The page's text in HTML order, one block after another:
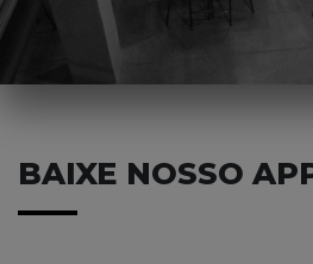
BAIXE NOSSO